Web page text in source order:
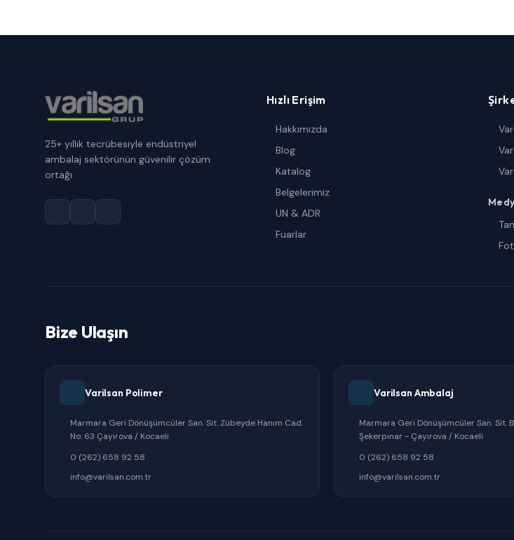
25+ yıllık tecrübesiyle endüstriyel
ambalaj sektörünün güvenilir çözüm
ortağı.
Hızlı Erişim
Hakkımızda
Blog
Katalog
Belgelerimiz
UN & ADR
Fuarlar
Bize Ulaşın
Varilsan Polimer
Marmara Geri Dönüşümcüler San. Sit. Zübeyde Hanım Cad.
No: 63 Çayırova / Kocaeli
0 (262) 658 92 58
info@varilsan.com.tr
Varilsan Ambalaj
Marmara Geri Dönüşümcüler San. Sit.
Şekerpınar - Çayırova / Kocaeli
0 (262) 658 92 58
info@varilsan.com.tr